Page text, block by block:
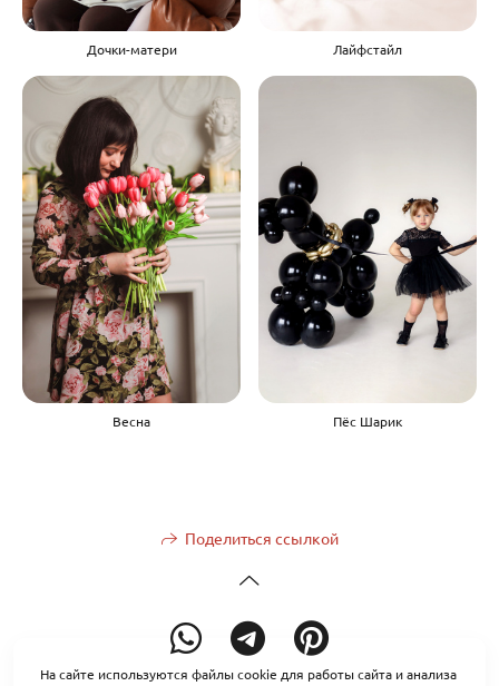
Дочки-матери Лайфстайл
Весна Пёс Шарик
Поделиться ссылкой
На сайте используются файлы cookie для работы сайта и анализа